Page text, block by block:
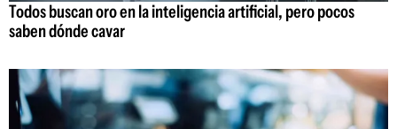
Todos buscan oro en la inteligencia artificial, pero pocos
saben dónde cavar